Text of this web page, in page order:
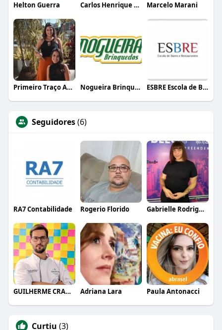
Helton Guerra Carlos Henrique de Faria Vasconcelos Marcelo Marani
Primeiro Traço Arquitetura Nogueira Brinquedos ESBRE Escola de Bares e Restaurantes
Seguidores(6)
RA7 Contabilidade Rogerio Florido Gabrielle Rodrigues
GUILHERME CRAMER BALLE Adriana Lara Paula Antonacci
Curtiu (3)